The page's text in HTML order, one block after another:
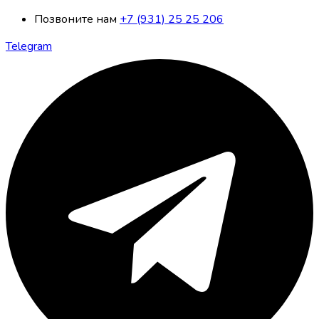
Позвоните нам +7 (931) 25 25 206
Telegram